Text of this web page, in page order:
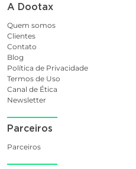
A Dootax
Quem somos
Clientes
Contato
Blog
Política de Privacidade
Termos de Uso
Canal de Ética
Newsletter
Parceiros
Parceiros